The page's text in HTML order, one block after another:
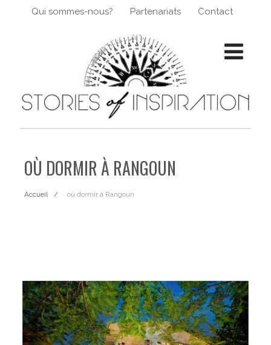
Qui sommes-nous? Partenariats Contact
OÙ DORMIR À RANGOUN
Accueil où dormir à Rangoun